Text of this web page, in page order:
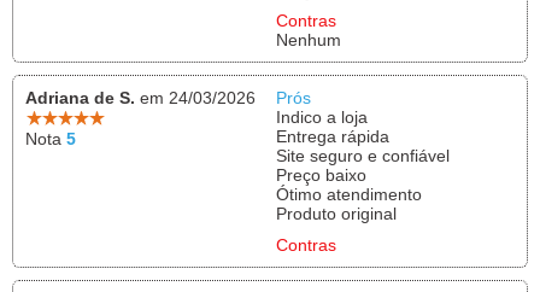
Contras
Nenhum
Adriana de S. em 24/03/2026
Nota 5
Prós
Indico a loja
Entrega rápida
Site seguro e confiável
Preço baixo
Ótimo atendimento
Produto original
Contras